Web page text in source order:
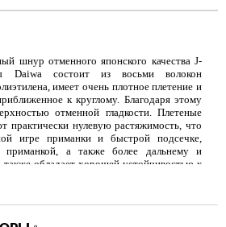
шнур отменного японского качества J-
состоит из восьми волокон
имеет очень плотное плетение и
к круглому. Благодаря этому
отменной гладкости. Плетеные
нулевую растяжимость, что
игре приманки и быстрой подсечке,
приманкой, а также более дальнему и
обладает хорошей устойчивостью к
минимально подвержен повреждению о
и может применяться для ловли
Яркий цвет шнура хорошо заметен даже